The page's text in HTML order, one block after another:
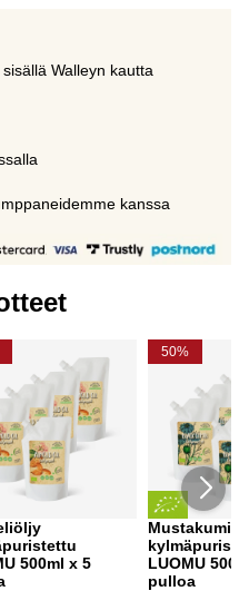
Walleyn kautta
kanssa
500ml x 5
50%
LUOMU
pulloa